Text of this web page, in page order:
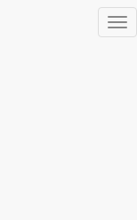
Thượng Thổ -